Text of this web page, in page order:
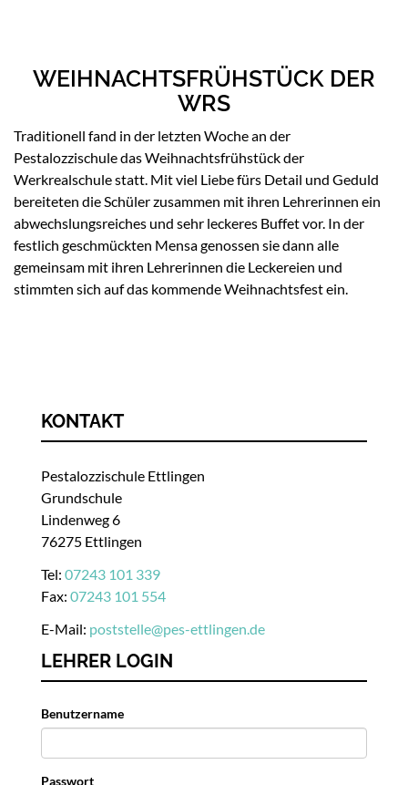
WEIHNACHTSFRÜHSTÜCK DER
WRS
Traditionell fand in der letzten Woche an der
Pestalozzischule das Weihnachtsfrühstück der
Werkrealschule statt. Mit viel Liebe fürs Detail und Geduld
bereiteten die Schüler zusammen mit ihren Lehrerinnen ein
abwechslungsreiches und sehr leckeres Buffet vor. In der
festlich geschmückten Mensa genossen sie dann alle
gemeinsam mit ihren Lehrerinnen die Leckereien und
stimmten sich auf das kommende Weihnachtsfest ein.
KONTAKT
Pestalozzischule Ettlingen
Grundschule
Lindenweg 6
76275 Ettlingen
Tel: 07243 101 339
Fax: 07243 101 554
E-Mail: poststelle@pes-ettlingen.de
LEHRER LOGIN
Benutzername
Passwort